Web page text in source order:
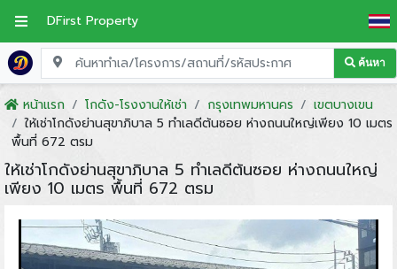
DFirst Property
ค้นหา
หน้าแรก โกดัง-โรงงานให้เช่า กรุงเทพมหานคร
เขตบางเขน
ให้เช่าโกดังย่านสุขาภิบาล 5 ทำเลดีต้นซอย ห่างถนนใหญ่เพียง 10 เมตร
พื้นที่ 672 ตรม
ให้เช่าโกดังย่านสุขาภิบาล 5 ทำเลดีต้นซอย ห่างถนนใหญ่
เพียง 10 เมตร พื้นที่ 672 ตรม